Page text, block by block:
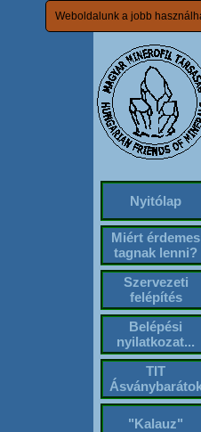
Weboldalunk a jobb
Nyitólap
Miért érdemes
tagnak lenni?
Szervezeti
felépítés
Belépési
nyilatkozat...
TIT
"Kalauz"